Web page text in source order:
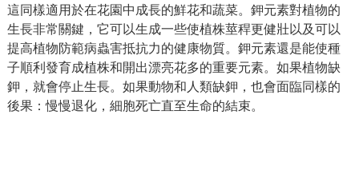
這同樣適用於在花園中成長的鮮花和蔬菜。鉀元素對植物的
生長非常關鍵，它可以生成一些使植株莖稈更健壯以及可以
提高植物防範病蟲害抵抗力的健康物質。鉀元素還是能使種
子順利發育成植株和開出漂亮花多的重要元素。如果植物缺
鉀，就會停止生長。如果動物和人類缺鉀，也會面臨同樣的
後果：慢慢退化，細胞死亡直至生命的結束。